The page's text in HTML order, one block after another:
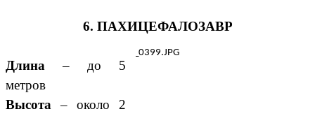
6. ПАХИЦЕФАЛОЗАВР
Длина – до 5
метров
Высота – около 2